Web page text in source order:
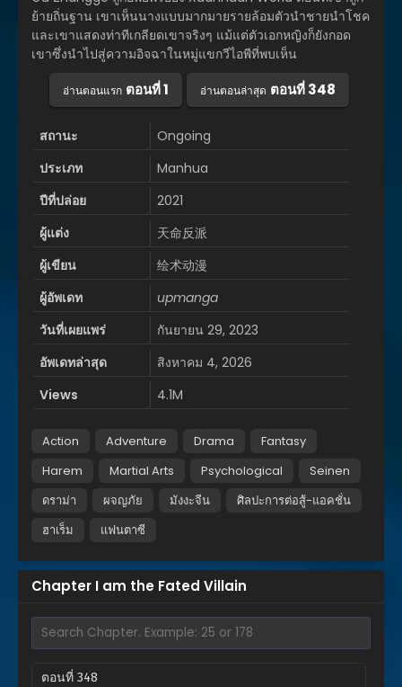
ย้ายถิ่นฐาน เขาเห็นนางแบบมากมายรายล้อมตัวนำชายนำโชค
และเขาแสดงท่าทีเกลียดเขาจริงๆ แม้แต่ตัวเอกหญิงก็ยังกอด
เขาซึ่งนำไปสู่ความอิจฉาในหมู่แขกวีไอพีที่พบเห็น
อ่านตอนแรก ตอนที่ 1 อ่านตอนล่าสุด ตอนที่ 348
สถานะ
Ongoing
ประเภท
Manhua
ปีที่ปล่อย
2021
ผู้แต่ง
天命反派
ผู้เขียน
绘术动漫
ผู้อัพเดท
upmanga
วันที่เผยแพร่
กันยายน 29, 2023
อัพเดทล่าสุด
สิงหาคม 4, 2026
Views
4.1M
Action Adventure Drama
Fantasy
Harem
Martial Arts Psychological
Seinen
ดราม่า
ผจญภัย มังงะจีน
ศิลปะการต่อสู้-แอคชั่น
ฮาเร็ม
แฟนตาซี
Chapter I am the Fated Villain
ตอนที่ 348